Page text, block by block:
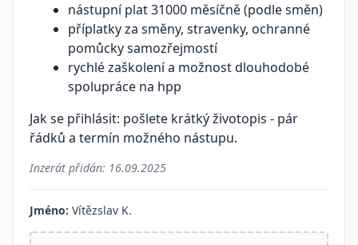
nástupní plat 31000 měsíčně (podle směn)
příplatky za směny, stravenky, ochranné
pomůcky samozřejmostí
rychlé zaškolení a možnost dlouhodobé
spolupráce na hpp
Jak se přihlásit: pošlete krátký životopis - pár
řádků a termín možného nástupu.
Inzerát přidán: 16.09.2025
Jméno: Vítězslav K.